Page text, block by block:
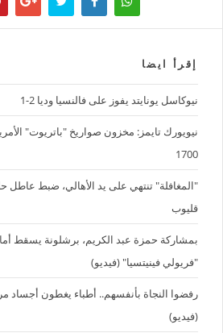
إقرأ ايضا
نيوكاسل يونايتد يفوز على فالنسيا وديا 2-1
نيويورك تايمز: مخزون صواريخ "باتريوت"
1700
"المغافلة" تنتهي على يد الأهالي، ضبط
قليوب
بمشاركة حمزة عبد الكريم، برشلونة يسقط
"فريولي فينيتسيا" (فيديو)
رفضوا النجاة بأنفسهم.. أطباء يغطون أجساد
(فيديو)